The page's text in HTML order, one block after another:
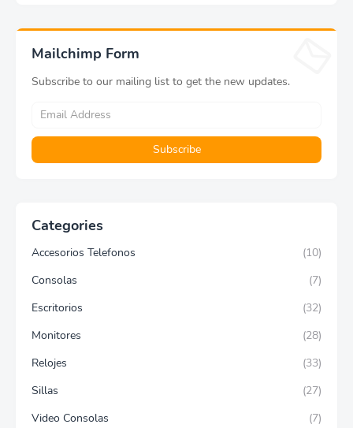
Mailchimp Form
Subscribe to our mailing list to get the new updates.
Categories
Accesorios Telefonos
(10)
Consolas
(7)
Escritorios
(32)
Monitores
(28)
Relojes
(33)
Sillas
(27)
Video Consolas
(7)